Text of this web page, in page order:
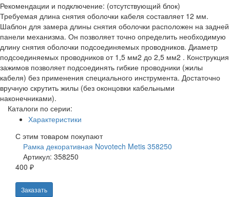
Рекомендации и подключение: (отсутствующий блок)
Требуемая длина снятия оболочки кабеля составляет 12 мм.
Шаблон для замера длины снятия оболочки расположен на задней
панели механизма. Он позволяет точно определить необходимую
длину снятия оболочки подсоединяемых проводников. Диаметр
подсоединяемых проводников от 1,5 мм2 до 2,5 мм2 . Конструкция
зажимов позволяет подсоединять гибкие проводники (жилы
кабеля) без применения специального инструмента. Достаточно
вручную скрутить жилы (без оконцовки кабельными
наконечниками).
Каталоги по серии:
Характеристики
С этим товаром покупают
Рамка декоративная Novotech Metis 358250
Артикул: 358250
400 ₽
Заказать